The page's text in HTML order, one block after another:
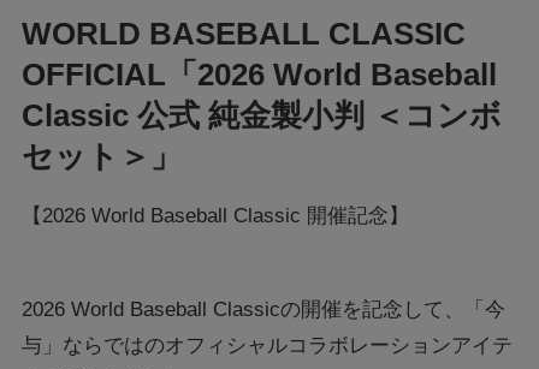
WORLD BASEBALL CLASSIC
OFFICIAL「2026 World Baseball
Classic 公式 純金製小判 ＜コンボ
セット＞」
【2026 World Baseball Classic 開催記念】
2026 World Baseball Classicの開催を記念して、「今
与」ならではのオフィシャルコラボレーションアイテ